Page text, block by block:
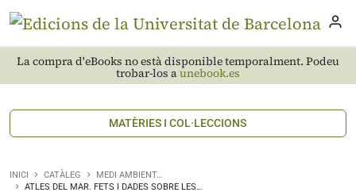
La compra d'eBooks no està disponible temporalment. Podeu
trobar-los aunebook.es
MATÈRIES I COL·LECCIONS
INICI CATÀLEG
MEDI AMBIENT…
ATLES DEL MAR. FETS I DADES SOBRE LES…